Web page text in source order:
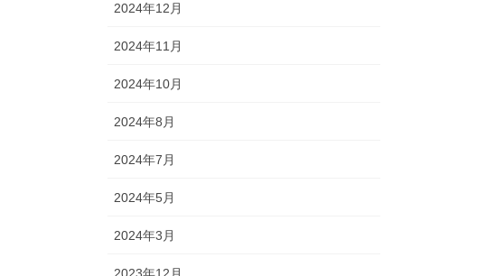
2024年12月
2024年11月
2024年10月
2024年8月
2024年7月
2024年5月
2024年3月